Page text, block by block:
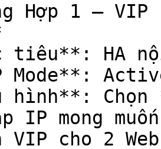
Hợp 1 – VIP